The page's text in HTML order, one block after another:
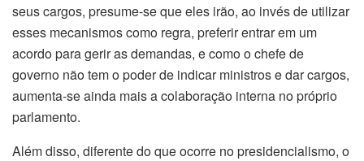
seus cargos, presume-se que eles irão, ao invés de utilizar
esses mecanismos como regra, preferir entrar em um
acordo para gerir as demandas, e como o chefe de
governo não tem o poder de indicar ministros e dar cargos,
aumenta-se ainda mais a colaboração interna no próprio
parlamento.
Além disso, diferente do que ocorre no presidencialismo, o